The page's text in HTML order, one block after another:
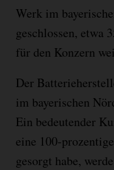
Werk im
geschlossen, etwa
für den Konzern
Der
im bayerischen
Ein bedeutender
eine 100-
gesorgt habe,